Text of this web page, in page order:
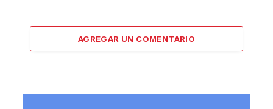
AGREGAR UN COMENTARIO